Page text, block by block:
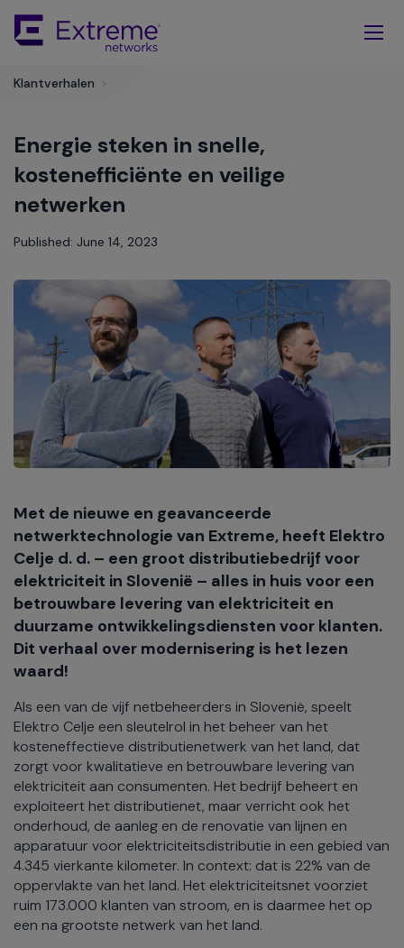
Main
Klantverhalen >
Energie steken in snelle,
kostenefficiënte en veilige
netwerken
Published: June 14, 2023
Met de nieuwe en geavanceerde
netwerktechnologie van Extreme, heeft Elektro
Celje d. d. – een groot distributiebedrijf voor
elektriciteit in Slovenië – alles in huis voor een
betrouwbare levering van elektriciteit en
duurzame ontwikkelingsdiensten voor klanten.
Dit verhaal over modernisering is het lezen
waard!
Als een van de vijf netbeheerders in Slovenië, speelt
Elektro Celje een sleutelrol in het beheer van het
kosteneffectieve distributienetwerk van het land, dat
zorgt voor kwalitatieve en betrouwbare levering van
elektriciteit aan consumenten. Het bedrijf beheert en
exploiteert het distributienet, maar verricht ook het
onderhoud, de aanleg en de renovatie van lijnen en
apparatuur voor elektriciteitsdistributie in een gebied van
4.345 vierkante kilometer. In context: dat is 22% van de
oppervlakte van het land. Het elektriciteitsnet voorziet
ruim 173.000 klanten van stroom, en is daarmee het op
een na grootste netwerk van het land.